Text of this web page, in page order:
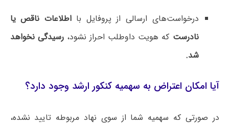
درخواست‌های ارسالی از پروفایل بااطلاعات ناقص یا
نادرست که هویت داوطلب احراز نشود،رسیدگی نخواهد
شد.
آیا امکان اعتراض به سهمیه کنکور ارشد وجود دارد؟
در صورتی که سهمیه شما از سوی نهاد مربوطه تایید نشده،